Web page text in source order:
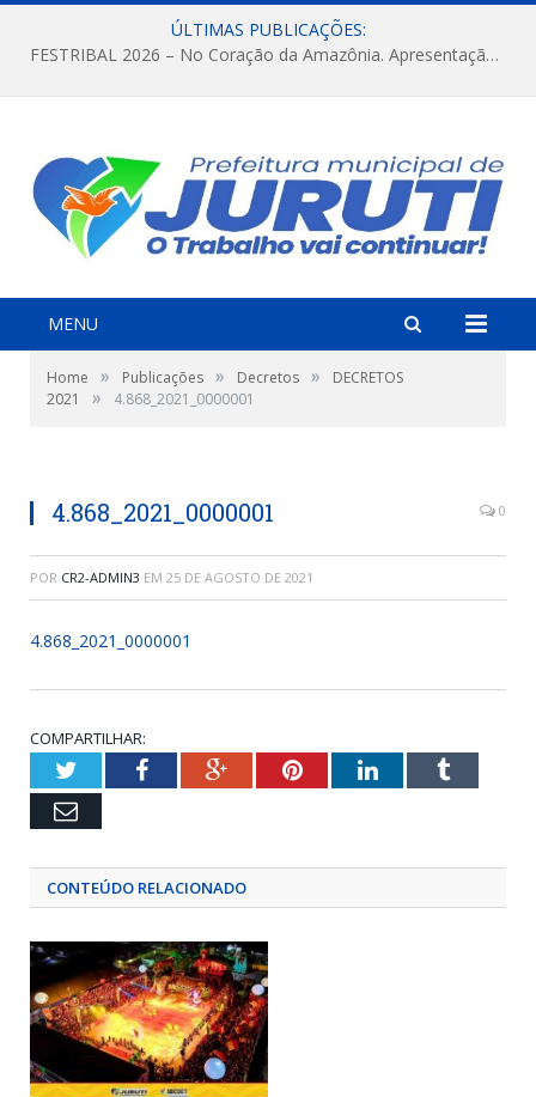
ÚLTIMAS PUBLICAÇÕES:
FESTRIBAL 2026 – No Coração da Amazônia. Apresentação da Munduruku.
MENU
Home » Publicações » Decretos »
DECRETOS
2021
» 4.868_2021_0000001
4.868_2021_0000001 0
POR CR2-ADMIN3 EM 25 DE AGOSTO DE 2021
4.868_2021_0000001
COMPARTILHAR:
TwitterFacebookGoogle+PinterestLinkedInTumblr
Email
CONTEÚDO RELACIONADO